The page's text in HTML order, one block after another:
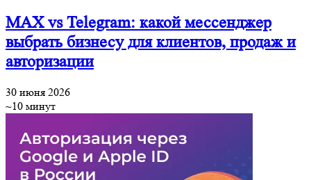
MAX vs Telegram: какой мессенджер
выбрать бизнесу для клиентов, продаж и
авторизации
30 июня 2026
~10 минут